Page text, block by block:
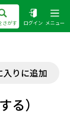
さがす ログイン メニュー
入りに追加
る）